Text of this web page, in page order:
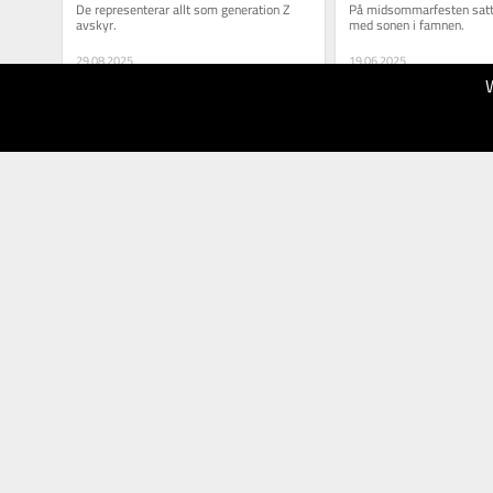
De representerar allt som generation Z
avskyr.
29.08.2025
På midsommarfesten
med sonen i famnen.
19.06.2025